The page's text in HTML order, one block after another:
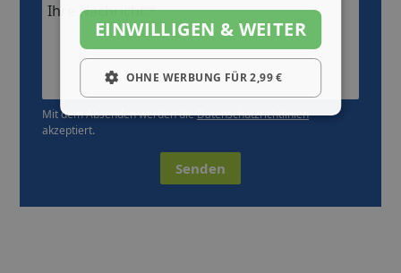
Ihre Nachricht:*
Mit dem Absenden werden dieDatenschutzrichtlinien
akzeptiert.
Senden
EINWILLIGEN & WEITER
OHNE WERBUNG FÜR 2,99 €